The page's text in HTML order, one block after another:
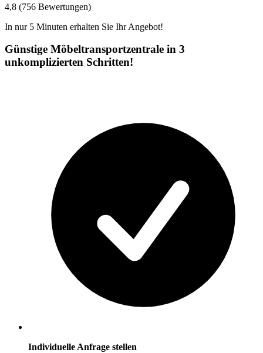
4,8 (756 Bewertungen)
In nur 5 Minuten erhalten Sie Ihr Angebot!
Günstige Möbeltransportzentrale in 3
unkomplizierten Schritten!
Individuelle Anfrage stellen